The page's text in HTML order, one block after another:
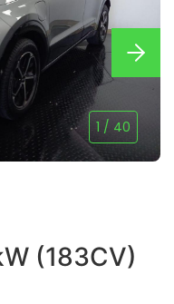
1 / 40
(183CV)